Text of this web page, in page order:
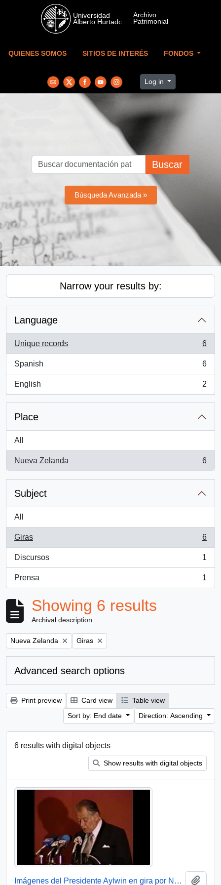
Skip to main content
QUIENES SOMOS SITIOS DE INTERÉS FONDOS
Log in
Buscar
Búsqueda Avanzada »
Narrow your results by:
Language
Unique records
, 6 results
6
Spanish
, 6 results
6
English
, 2 results
2
Place
All
Nueva Zelanda
, 6 results
6
Subject
All
Giras
, 6 results
6
Discursos
, 1 results
1
Prensa
, 1 results
1
Showing 6 results
Archival description
Remove filter:
Nueva Zelanda Remove filter:
Giras
Advanced search options
Print preview Card view
Table view
Sort by: End date
Direction: Ascending
6 results with digital objects
Show results with digital objects
Imágenes del Presidente Aylwin en gira por Nueva Zelanda: video